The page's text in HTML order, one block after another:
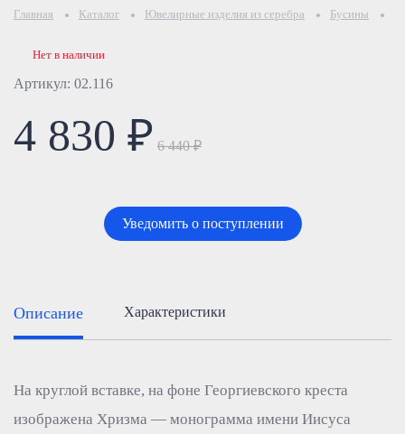
Главная Каталог Ювелирные изделия из серебра Бусины
Артикул: 02.116
Нет в наличии
4 830 ₽ 6 440 ₽
Уведомить о поступлении
Описание Характеристики
На круглой вставке, на фоне Георгиевского креста
изображена Хризма — монограмма имени Иисуса